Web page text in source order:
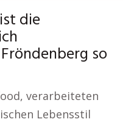
die
so
verarbeiteten
Lebensstil